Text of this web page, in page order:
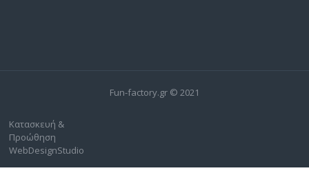
Fun-factory.gr © 2021
Κατασκευή &
Προώθηση
WebDesignStudio